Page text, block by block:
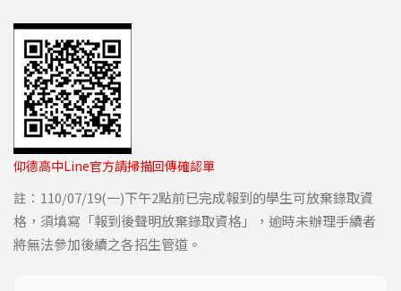
仰德高中Line官方請掃描回傳確認單
註：110/07/19(一)下午2點前已完成報到的學生可放棄錄取資
格，須填寫「報到後聲明放棄錄取資格」，逾時未辦理手續者
將無法參加後續之各招生管道。